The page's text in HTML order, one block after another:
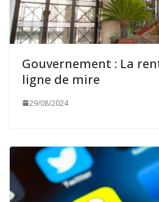
Gouvernement : La
ligne de mire
29/08/2024